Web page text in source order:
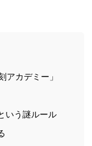
アカデミー」
いう謎ルール